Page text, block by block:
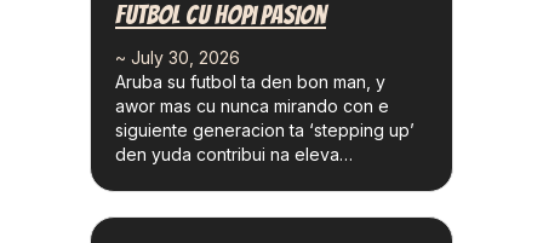
Futbol Cu Hopi Pasion
~ July 30, 2026
Aruba su futbol ta den bon man, y
awor mas cu nunca mirando con e
siguiente generacion ta ‘stepping up’
den yuda contribui na eleva…